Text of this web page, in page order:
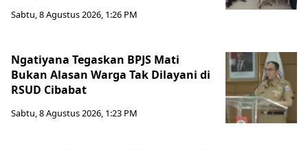
Sabtu, 8 Agustus 2026, 1:26 PM
Ngatiyana Tegaskan BPJS Mati
Bukan Alasan Warga Tak Dilayani di
RSUD Cibabat
Sabtu, 8 Agustus 2026, 1:23 PM